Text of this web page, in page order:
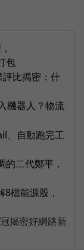
包
比揭密：什
機器人？物流
、自動跑完工
二代鄭平，
檔能源股，
揭密好網路新